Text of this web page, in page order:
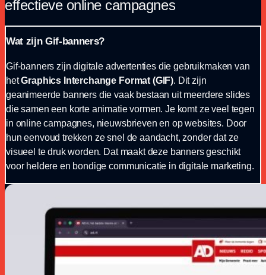
effectieve online campagnes
Wat zijn Gif-banners?
Gif-banners zijn digitale advertenties die gebruikmaken van
hetGraphics Interchange Format (GIF). Dit zijn
geanimeerde banners die vaak bestaan uit meerdere slides
die samen een korte animatie vormen. Je komt ze veel tegen
in online campagnes, nieuwsbrieven en op websites. Door
hun eenvoud trekken ze snel de aandacht, zonder dat ze
visueel te druk worden. Dat maakt deze banners geschikt
voor heldere en bondige communicatie in digitale marketing.